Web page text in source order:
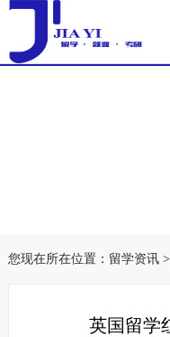
您现在所在位置： 留学资讯>
英国留学